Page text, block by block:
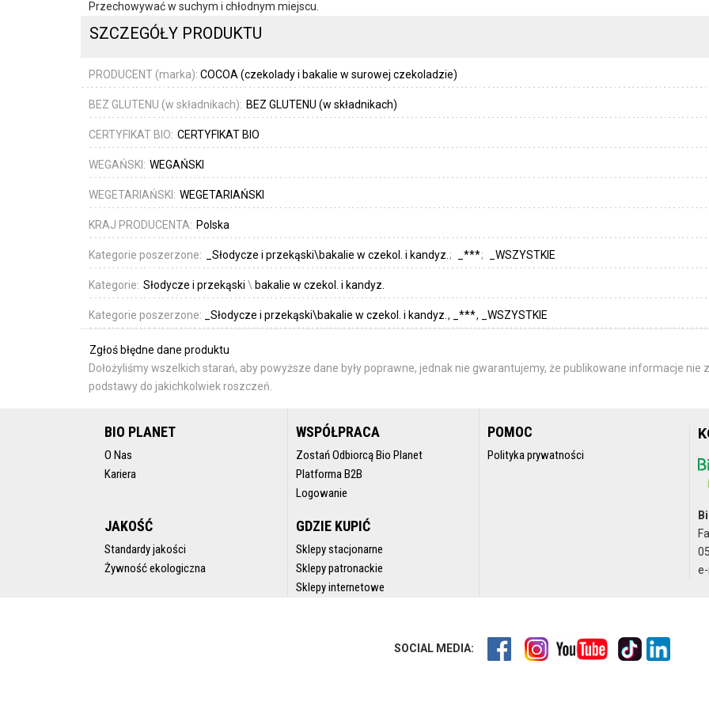
Przechowywać w suchym i chłodnym miejscu.
SZCZEGÓŁY PRODUKTU
PRODUCENT (marka): COCOA (czekolady i bakalie w surowej czekoladzie)
BEZ GLUTENU (w składnikach): BEZ GLUTENU (w składnikach)
CERTYFIKAT BIO: CERTYFIKAT BIO
WEGAŃSKI: WEGAŃSKI
WEGETARIAŃSKI: WEGETARIAŃSKI
KRAJ PRODUCENTA: Polska
Kategorie poszerzone: _Słodycze i przekąski\bakalie w czekol. i kandyz. _*** _WSZYSTKIE
Kategorie: Słodycze i przekąski \ bakalie w czekol. i kandyz.
Kategorie poszerzone: _Słodycze i przekąski\bakalie w czekol. i kandyz. _*** _WSZYSTKIE
Zgłoś błędne dane produktu
Dołożyliśmy wszelkich starań, aby powyższe dane były poprawne, jednak nie gwarantujemy, że publikowane informacje
podstawy do jakichkolwiek roszczeń.
BIO PLANET
O Nas
Kariera
WSPÓŁPRACA
Zostań Odbiorcą Bio Planet
Platforma B2B
Logowanie
POMOC
Polityka prywatności
JAKOŚĆ
Standardy jakości
Żywność ekologiczna
GDZIE KUPIĆ
Sklepy stacjonarne
Sklepy patronackie
Sklepy internetowe
SOCIAL MEDIA: